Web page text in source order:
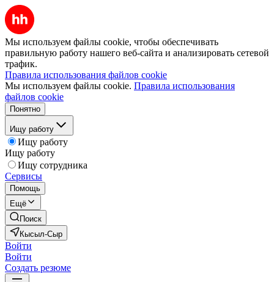
Мы используем файлы cookie, чтобы обеспечивать
правильную работу нашего веб-сайта и анализировать сетевой
трафик.
Правила использования файлов cookie
Мы используем файлы cookie. Правила использования
файлов cookie
Понятно
Ищу работу
Ищу работу
Ищу работу
Ищу сотрудника
Сервисы
Помощь
Ещё
Поиск
Кысыл-Сыр
Войти
Войти
Создать резюме